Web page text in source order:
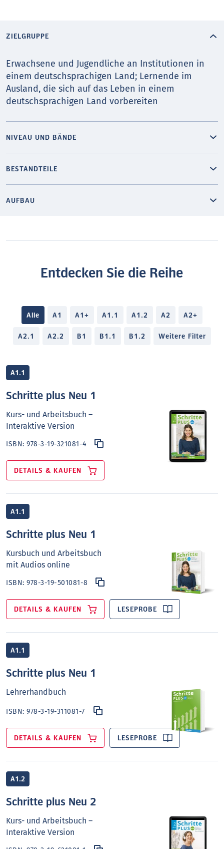
ZIELGRUPPE
Erwachsene und Jugendliche an Institutionen in
einem deutschsprachigen Land; Lernende im
Ausland, die sich auf das Leben in einem
deutschsprachigen Land vorbereiten
NIVEAU UND BÄNDE
BESTANDTEILE
AUFBAU
Entdecken Sie die Reihe
Alle A1 A1+ A1.1 A1.2 A2 A2+
A2.1 A2.2 B1 B1.1 B1.2 Weitere Filter
A1.1
Schritte plus Neu 1
Kurs- und Arbeitsbuch –
Interaktive Version
ISBN:978-3-19-321081-4
DETAILS & KAUFEN
A1.1
Schritte plus Neu 1
Kursbuch und Arbeitsbuch
mit Audios online
ISBN:978-3-19-501081-8
DETAILS & KAUFEN LESEPROBE
A1.1
Schritte plus Neu 1
Lehrerhandbuch
ISBN:978-3-19-311081-7
DETAILS & KAUFEN LESEPROBE
A1.2
Schritte plus Neu 2
Kurs- und Arbeitsbuch –
Interaktive Version